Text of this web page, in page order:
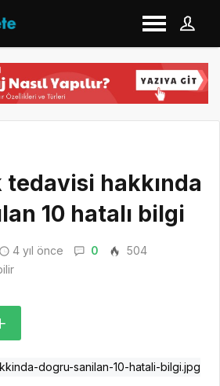
tedavisi hakkında
10 hatalı bilgi
4 yıl önce 0
504